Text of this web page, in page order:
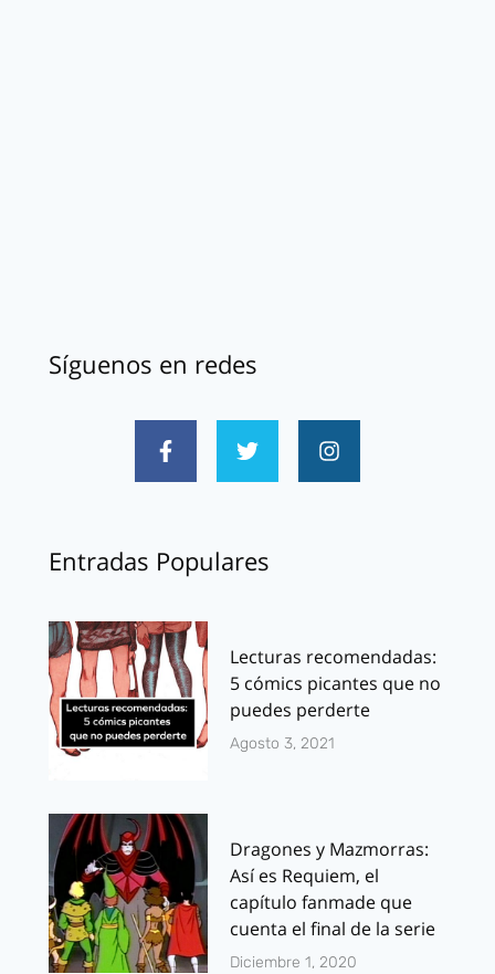
Síguenos en redes
Entradas Populares
Lecturas recomendadas:
5 cómics picantes que no
puedes perderte
Agosto 3, 2021
Dragones y Mazmorras:
Así es Requiem, el
capítulo fanmade que
cuenta el final de la serie
Diciembre 1, 2020